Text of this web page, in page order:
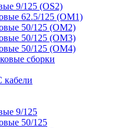
9/125 (OS2)
62.5/125 (OM1)
50/125 (OM2)
50/125 (OM3)
50/125 (OM4)
сборки
9/125
50/125